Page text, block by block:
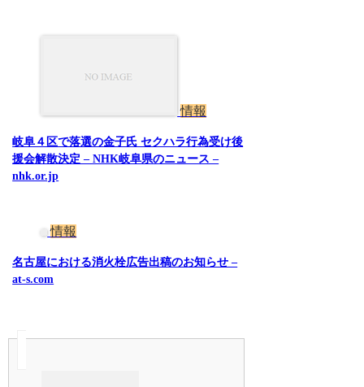
情報
岐阜４区で落選の金子氏 セクハラ行為受け後
援会解散決定 – NHK岐阜県のニュース –
nhk.or.jp
情報
名古屋における消火栓広告出稿のお知らせ –
at-s.com